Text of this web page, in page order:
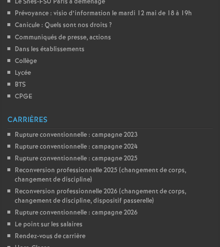
Prévoyance : visio d’information le mardi 12 mai de 18 à 19h
Canicule : Quels sont nos droits ?
Communiqués de presse, actions
Dans les établissements
Collège
Lycée
BTS
CPGE
CARRIÈRES
Rupture conventionnelle : campagne 2023
Rupture conventionnelle : campagne 2024
Rupture conventionnelle : campagne 2025
Reconversion professionnelle 2025 (changement de corps,
changement de discipline)
Reconversion professionnelle 2026 (changement de corps,
changement de discipline, dispositif passerelle)
Rupture conventionnelle : campagne 2026
Le point sur les salaires
Rendez-vous de carrière